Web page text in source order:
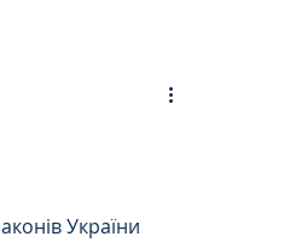
України